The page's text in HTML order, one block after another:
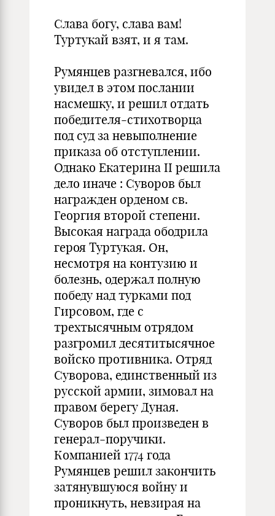
Слава богу, слава вам!
Туртукай взят, и я там.
Румянцев разгневался, ибо
увидел в этом послании
насмешку, и решил отдать
победителя-стихотворца
под суд за невыполнение
приказа об отступлении.
Однако Екатерина II решила
дело иначе : Суворов был
награжден орденом св.
Георгия второй степени.
Высокая награда ободрила
героя Туртукая. Он,
несмотря на контузию и
болезнь, одержал полную
победу над турками под
Гирсовом, где с
трехтысячным отрядом
разгромил десятитысячное
войско противника. Отряд
Суворова, единственный из
русской армии, зимовал на
правом берегу Дуная.
Суворов был произведен в
генерал-поручики.
Компанией 1774 года
Румянцев решил закончить
затянувшуюся войну и
проникнуть, невзирая на